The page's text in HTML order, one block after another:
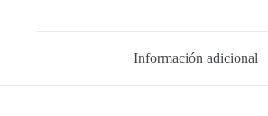
Información adicional